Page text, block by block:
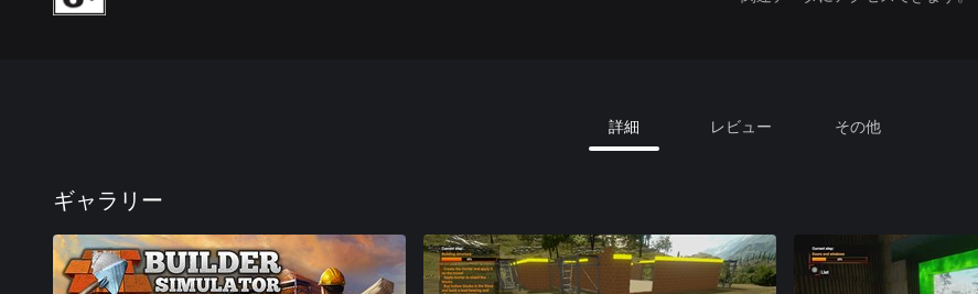
詳細 レビュー その他
ギャラリー